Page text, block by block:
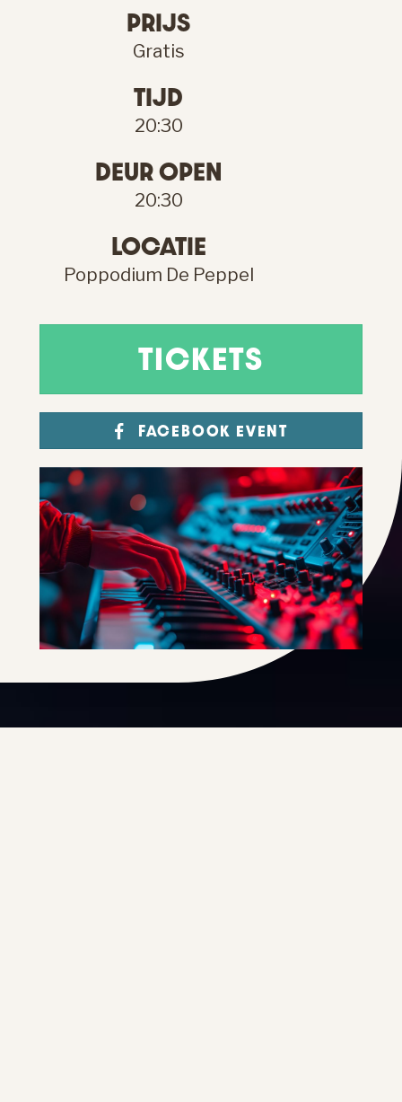
PRIJS
Gratis
TIJD
20:30
DEUR OPEN
20:30
LOCATIE
Poppodium De Peppel
TICKETS
FACEBOOK EVENT